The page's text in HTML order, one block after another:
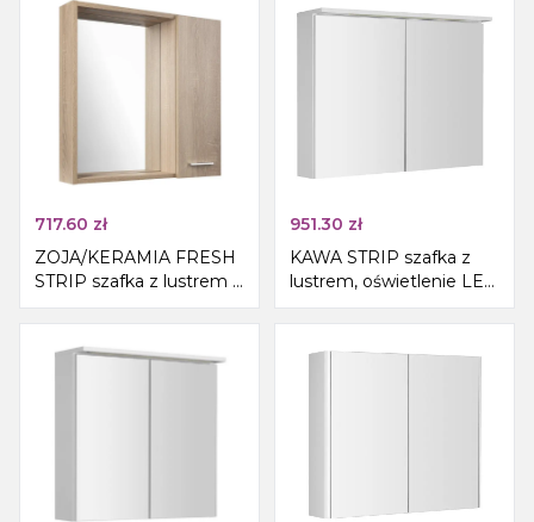
platin
717.60 zł
ZOJA/KERAMIA FRESH
STRIP szafka z lustrem i
oświetleniem LED,
60x60x14cm, prawa, dąb
platin
951.30 zł
KAWA STRIP szafka z
lustrem, oświetlenie LED
90x70x22cm, biały